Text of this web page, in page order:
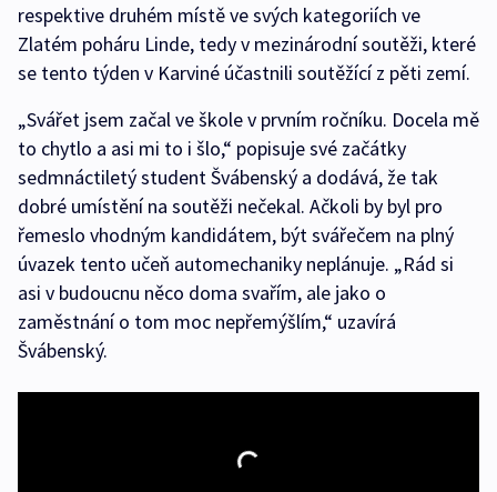
respektive druhém místě ve svých kategoriích ve
Zlatém poháru Linde, tedy v mezinárodní soutěži, které
se tento týden v Karviné účastnili soutěžící z pěti zemí.
„Svářet jsem začal ve škole v prvním ročníku. Docela mě
to chytlo a asi mi to i šlo,“ popisuje své začátky
sedmnáctiletý student Švábenský a dodává, že tak
dobré umístění na soutěži nečekal. Ačkoli by byl pro
řemeslo vhodným kandidátem, být svářečem na plný
úvazek tento učeň automechaniky neplánuje. „Rád si
asi v budoucnu něco doma svařím, ale jako o
zaměstnání o tom moc nepřemýšlím,“ uzavírá
Švábenský.